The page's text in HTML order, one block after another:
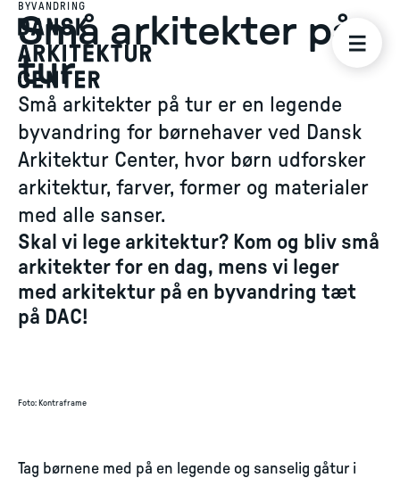
BYVANDRING
Små arkitekter på
tur
Små arkitekter på tur er en legende
byvandring for børnehaver ved Dansk
Arkitektur Center, hvor børn udforsker
arkitektur, farver, former og materialer
med alle sanser.
Skal vi lege arkitektur? Kom og bliv små
arkitekter for en dag, mens vi leger
med arkitektur på en byvandring tæt
på DAC!
Foto: Kontraframe
Tag børnene med på en legende og sanselig gåtur i